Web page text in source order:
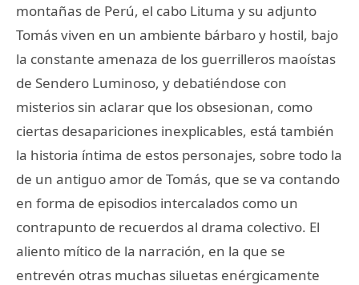
montañas de Perú, el cabo Lituma y su adjunto
Tomás viven en un ambiente bárbaro y hostil, bajo
la constante amenaza de los guerrilleros maoístas
de Sendero Luminoso, y debatiéndose con
misterios sin aclarar que los obsesionan, como
ciertas desapariciones inexplicables, está también
la historia íntima de estos personajes, sobre todo la
de un antiguo amor de Tomás, que se va contando
en forma de episodios intercalados como un
contrapunto de recuerdos al drama colectivo. El
aliento mítico de la narración, en la que se
entrevén otras muchas siluetas enérgicamente